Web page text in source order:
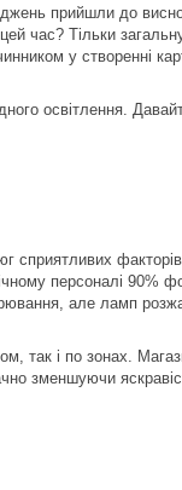
прийшли до
час? Тільки
у створенні
освітлення.
сприятливих
персоналі 90%
але ламп
так і по зонах.
зменшуючи